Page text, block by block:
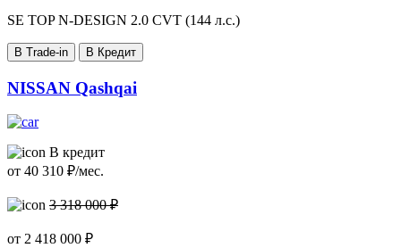
SE TOP N-DESIGN 2.0 CVT (144 л.с.)
В Trade-in В Кредит
NISSAN Qashqai
В кредит
от 40 310 ₽/мес.
3 318 000 ₽
от 2 418 000 ₽